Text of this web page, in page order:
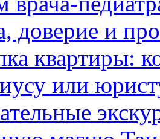
доверие и
квартиры:
или